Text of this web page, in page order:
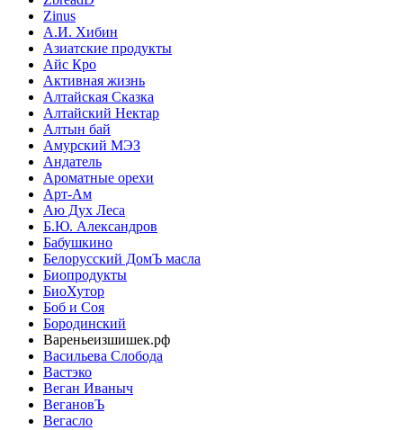
Zinus
А.И. Хибин
Азиатские продукты
Айс Кро
Активная жизнь
Алтайская Сказка
Алтайский Нектар
Алтын бай
Амурский МЭЗ
Андатель
Ароматные орехи
Арт-Ам
Аю Дух Леса
Б.Ю. Александров
Бабушкино
Белорусский ДомЪ масла
Биопродукты
БиоХутор
Боб и Соя
Бородинский
Вареньеизшишек.рф
Васильева Слобода
Вастэко
Веган Иваныч
ВегановЪ
Вегасло